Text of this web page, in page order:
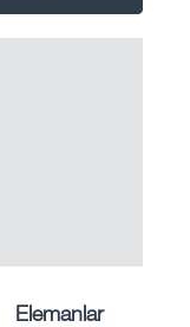
Elemanlar